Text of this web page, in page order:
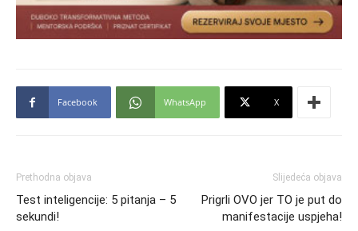
Facebook WhatsApp X
Prethodna objava
Test inteligencije: 5 pitanja – 5
sekundi!
Slijedeća objava
Prigrli OVO jer TO je put do
manifestacije uspjeha!